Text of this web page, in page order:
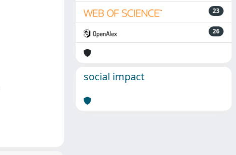
23
26
social impact